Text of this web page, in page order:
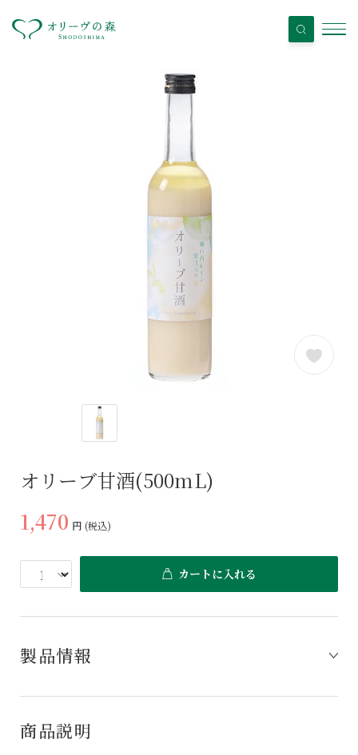
オリーブ甘酒(500mL)
1,470 円 (税込)
カートに入れる
製品情報
商品説明